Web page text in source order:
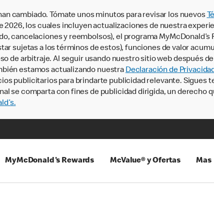
cambiado. Tómate unos minutos para revisar los nuevos
2026, los cuales incluyen actualizaciones de nuestra
cancelaciones y reembolsos), el programa
sujetas a los términos de estos), funciones de valor
de arbitraje. Al seguir usando nuestro sitio web después
estamos actualizando nuestra Declaración de
publicitarios para brindarte publicidad relevante. Sigues
se comparta con fines de publicidad dirigida, un derecho
MyMcDonald's Rewards McValue® y Ofertas Mas